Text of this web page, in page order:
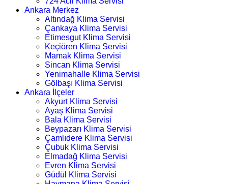
Ankara Merkez
Altındağ Klima Servisi
Çankaya Klima Servisi
Etimesgut Klima Servisi
Keçiören Klima Servisi
Mamak Klima Servisi
Sincan Klima Servisi
Yenimahalle Klima Servisi
Gölbaşı Klima Servisi
Ankara İlçeler
Akyurt Klima Servisi
Ayaş Klima Servisi
Bala Klima Servisi
Beypazarı Klima Servisi
Çamlıdere Klima Servisi
Çubuk Klima Servisi
Elmadağ Klima Servisi
Evren Klima Servisi
Güdül Klima Servisi